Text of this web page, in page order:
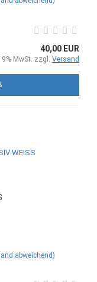
40,00 EUR
MwSt. zzgl. Versand
abweichend)